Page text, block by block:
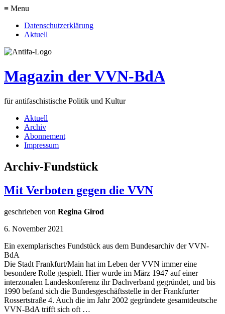
≡ Menu
Datenschutzerklärung
Aktuell
Magazin der VVN-BdA
für antifaschistische Politik und Kultur
Aktuell
Archiv
Abonnement
Impressum
Archiv-Fundstück
Mit Verboten gegen die VVN
geschrieben von Regina Girod
6. November 2021
Ein exemplarisches Fundstück aus dem Bundesarchiv der VVN-
BdA
Die Stadt Frankfurt/Main hat im Leben der VVN immer eine
besondere Rolle gespielt. Hier wurde im März 1947 auf einer
interzonalen Landeskonferenz ihr Dachverband gegründet, und bis
1990 befand sich die Bundesgeschäftsstelle in der Frankfurter
Rossertstraße 4. Auch die im Jahr 2002 gegründete gesamtdeutsche
VVN-BdA trifft sich oft …